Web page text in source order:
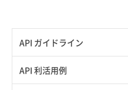
API ガイドライン
APIのご利用について
API 利活用例